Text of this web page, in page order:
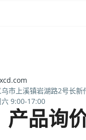
市上溪镇岩湖路2号长新
9:00-17:00
产品询